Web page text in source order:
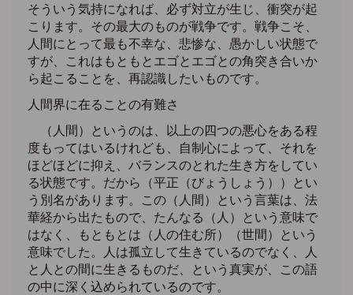
そういう気持になれば、必ず対立が生じ、衝突が起
こります。その最大のものが戦争です。戦争こそ、
人間にとって最も不幸な、悲惨な、愚かしい状態で
すが、これはもともとエゴとエゴとの角突き合いか
ら起こることを、再認識したいものです。
人間界に在ることの有難さ
（人間）というのは、以上の四つの悪心をある程
度もってはいるけれども、自制心によって、それを
ほどほどに抑え、バランスのとれた生き方をしてい
る状態です。だから（平正（びょうしょう））とい
う別名があります。この（人間）という言葉は、法
華経から出たもので、たんなる（人）という意味で
はなく、もともとは（人の住む所）（世間）という
意味でした。人は孤立して生きているのでなく、人
と人との間に生きるものだ、という真実が、この語
の中に深く込められているのです。